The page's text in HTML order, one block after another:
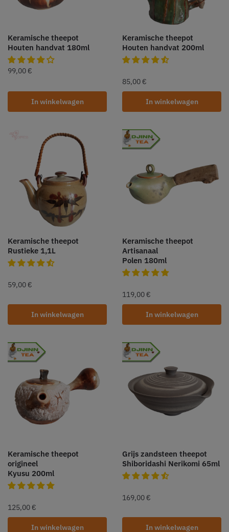
Keramische theepot
Houten handvat 180ml
99,00 €
In winkelwagen
Keramische theepot
Houten handvat 200ml
85,00 €
In winkelwagen
Keramische theepot
Rustieke 1,1L
59,00 €
In winkelwagen
Keramische theepot
Artisanaal
Polen 180ml
119,00 €
In winkelwagen
Keramische theepot
origineel
Kyusu 200ml
125,00 €
In winkelwagen
Grijs zandsteen theepot
Shiboridashi Nerikomi 65ml
169,00 €
In winkelwagen